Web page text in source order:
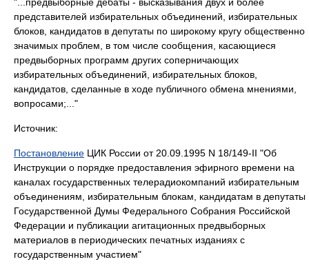
представителей избирательных объединений, избирательных
блоков, кандидатов в депутаты по широкому кругу общественно
значимых проблем, в том числе сообщения, касающиеся
предвыборных программ других соперничающих
избирательных объединений, избирательных блоков,
кандидатов, сделанные в ходе публичного обмена мнениями,
вопросами;..."
Источник:
Постановление ЦИК России от 20.09.1995 N 18/149-II "Об
Инструкции о порядке предоставления эфирного времени на
каналах государственных телерадиокомпаний избирательным
объединениям, избирательным блокам, кандидатам в депутаты
Государственной Думы Федерального Собрания Российской
Федерации и публикации агитационных предвыборных
материалов в периодических печатных изданиях с
государственным участием"